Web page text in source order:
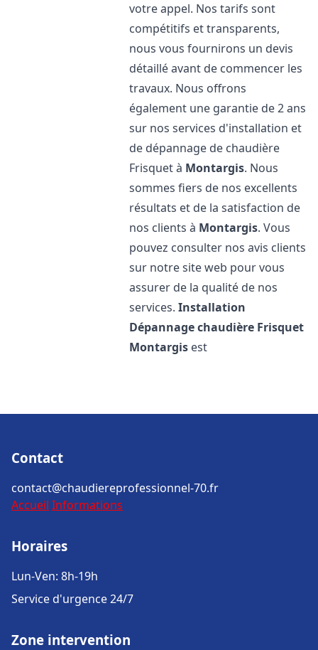
votre appel. Nos tarifs sont
compétitifs et transparents,
nous vous fournirons un devis
détaillé avant de commencer les
travaux. Nous offrons
également une garantie de 2 ans
sur nos services d'installation et
de dépannage de chaudière
Frisquet à Montargis. Nous
sommes fiers de nos excellents
résultats et de la satisfaction de
nos clients à Montargis. Vous
pouvez consulter nos avis clients
sur notre site web pour vous
assurer de la qualité de nos
services.Installation
Dépannage chaudière Frisquet
Montargis est
Contact
contact@chaudiereprofessionnel-70.fr
Accueil Informations
Horaires
Lun-Ven: 8h-19h
Service d'urgence 24/7
Zone intervention